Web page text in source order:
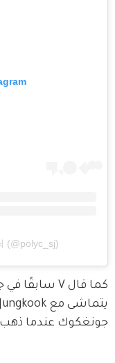
(@polyc_sj)
جونغكوك عندما